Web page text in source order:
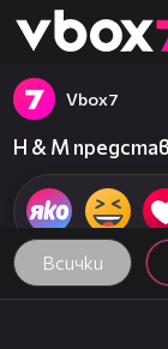
👾
Всички
Vbоx7
H & M
00:07